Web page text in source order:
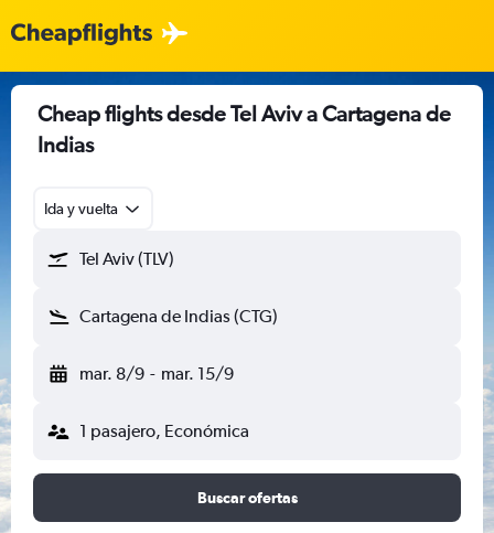
Cheap flights desde Tel Aviv a Cartagena de
Indias
Ida y vuelta
Tel Aviv (TLV)
Cartagena de Indias (CTG)
mar. 8/9 - mar. 15/9
1 pasajero, Económica
Buscar ofertas